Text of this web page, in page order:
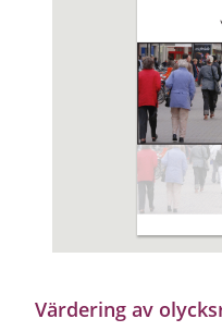
Värdering av